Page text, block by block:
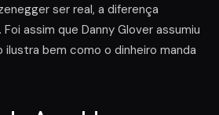
ser real, a diferença
assim que Danny Glover assumiu
ilustra bem como o dinheiro manda